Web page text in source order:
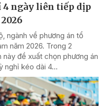
4 ngày liên tiếp dịp
ngành về phương án tổ
năm 2026. Trong 2
đề xuất chọn phương án
nghỉ kéo dài 4...